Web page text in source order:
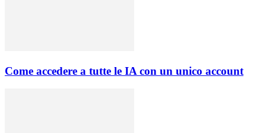
Come accedere a tutte le IA con un unico account